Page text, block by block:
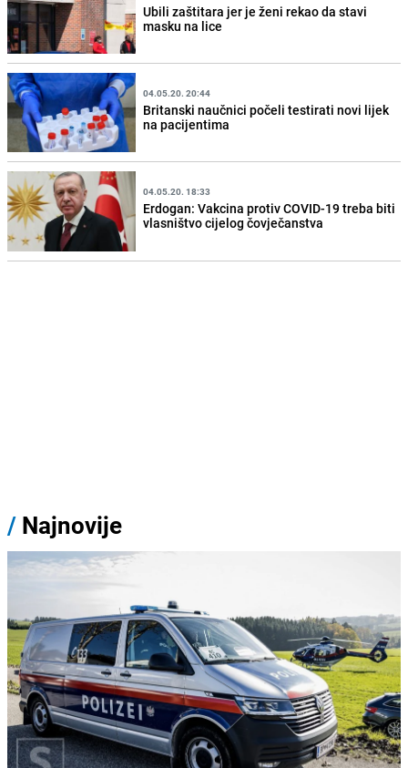
Ubili zaštitara jer je ženi rekao da stavi
masku na lice
04.05.20. 20:44
Britanski naučnici počeli testirati novi lijek
na pacijentima
04.05.20. 18:33
Erdogan: Vakcina protiv COVID-19 treba biti
vlasništvo cijelog čovječanstva
/ Najnovije